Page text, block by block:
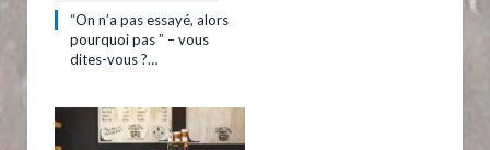
“On n’a pas essayé, alors
pourquoi pas ” – vous
dites-vous ?…